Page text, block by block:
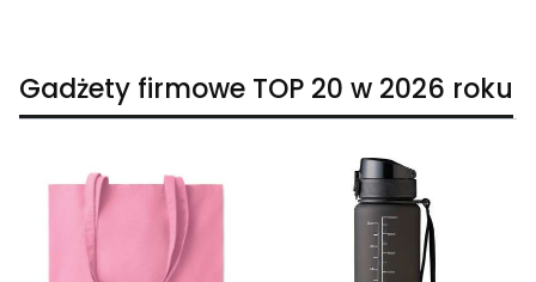
Gadżety firmowe TOP 20 w 2026 roku